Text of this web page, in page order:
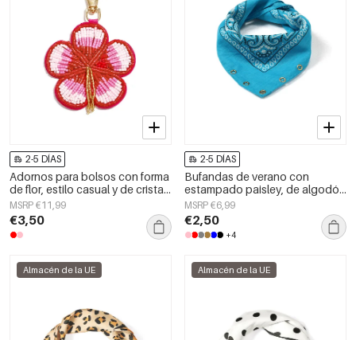
2-5 DÍAS
Adornos para bolsos con forma
de flor, estilo casual y de cristal,
accesorios diarios.
MSRP €11,99
€3,50
2-5 DÍAS
Bufandas de verano con
estampado paisley, de algodón
clásico, accesorios para el día a
día.
MSRP €6,99
€2,50
+4
Almacén de la UE Almacén de la UE